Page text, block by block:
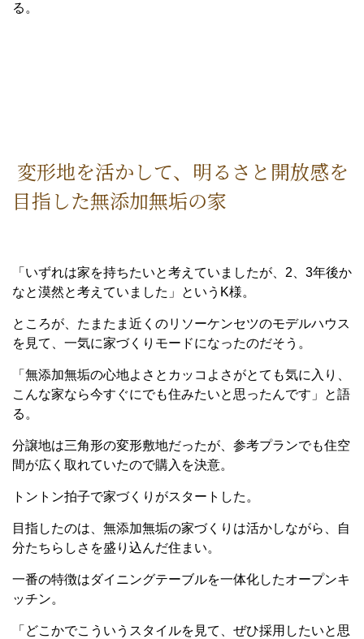
る。
変形地を活かして、明るさと開放感を
目指した無添加無垢の家
「いずれは家を持ちたいと考えていましたが、2、3年後か
なと漠然と考えていました」というK様。
ところが、たまたま近くのリソーケンセツのモデルハウス
を見て、一気に家づくりモードになったのだそう。
「無添加無垢の心地よさとカッコよさがとても気に入り、
こんな家なら今すぐにでも住みたいと思ったんです」と語
る。
分譲地は三角形の変形敷地だったが、参考プランでも住空
間が広く取れていたので購入を決意。
トントン拍子で家づくりがスタートした。
目指したのは、無添加無垢の家づくりは活かしながら、自
分たちらしさを盛り込んだ住まい。
一番の特徴はダイニングテーブルを一体化したオープンキ
ッチン。
「どこかでこういうスタイルを見て、ぜひ採用したいと思